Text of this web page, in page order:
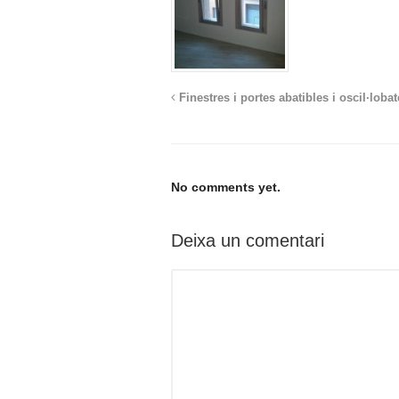
Finestres i portes abatibles i
No comments yet.
Deixa un comentari